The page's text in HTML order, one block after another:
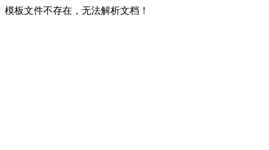
模板文件不存在，无法解析文档！